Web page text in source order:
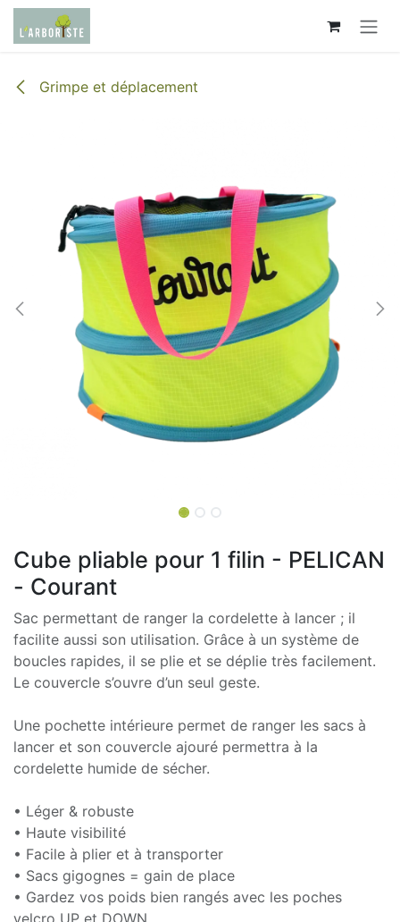
Se rendre au contenu
Grimpe et déplacement
Cube pliable pour 1 filin - PELICAN
- Courant
Sac permettant de ranger la cordelette à lancer ; il
facilite aussi son utilisation. Grâce à un système de
boucles rapides, il se plie et se déplie très facilement.
Le couvercle s’ouvre d’un seul geste.
Une pochette intérieure permet de ranger les sacs à
lancer et son couvercle ajouré permettra à la
cordelette humide de sécher.
• Léger & robuste
• Haute visibilité
• Facile à plier et à transporter
• Sacs gigognes = gain de place
• Gardez vos poids bien rangés avec les poches
velcro UP et DOWN